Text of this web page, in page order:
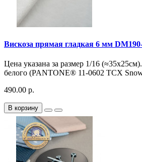
Вискоза прямая гладкая 6 мм
Цена указана за размер 1/16
белого (PANTONE® 11-0602 TCX
490.00 р.
В корзину